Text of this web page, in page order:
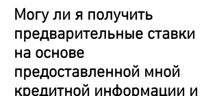
Могу ли я получить
предварительные ставки
на основе
предоставленной мной
кредитной информации и